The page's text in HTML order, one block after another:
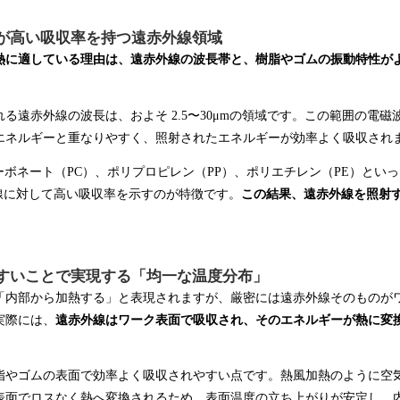
高い吸収率を持つ遠赤外線領域
適している理由は、遠赤外線の波長帯と、樹脂やゴムの振動特性が
遠赤外線の波長は、およそ 2.5〜30μmの領域です。この範囲の電磁
ルギーと重なりやすく、照射されたエネルギーが効率よく吸収され
ネート（PC）、ポリプロピレン（PP）、ポリエチレン（PE）とい
対して高い吸収率を示すのが特徴です。 この結果、遠赤外線を照射
いことで実現する「均一な温度分布」
部から加熱する」と表現されますが、厳密には遠赤外線そのものが
には、 遠赤外線はワーク表面で吸収され、そのエネルギーが熱に変
ゴムの表面で効率よく吸収されやすい点です。熱風加熱のように空